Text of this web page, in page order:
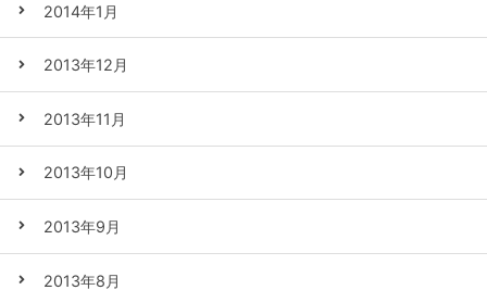
2014年1月
2013年12月
2013年11月
2013年10月
2013年9月
2013年8月